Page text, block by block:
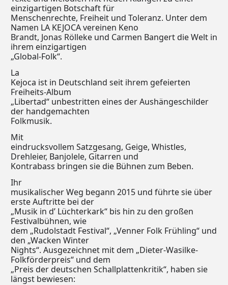
einzigartigen Botschaft für
Menschenrechte, Freiheit und Toleranz. Unter dem
Namen LA KEJOCA vereinen Keno
Brandt, Jonas Rölleke und Carmen Bangert die Welt in
ihrem einzigartigen
„Global-Folk“.
La
Kejoca ist in Deutschland seit ihrem gefeierten
Freiheits-Album
„Libertad“ unbestritten eines der Aushängeschilder
der handgemachten
Folkmusik.
Mit
eindrucksvollem Satzgesang, Geige, Whistles,
Drehleier, Banjolele, Gitarren und
Kontrabass bringen sie die Bühnen zum Beben.
Ihr
musikalischer Weg begann 2015 und führte sie über
erste Auftritte bei der
„Musik in d’ Lüchterkark“ bis hin zu den großen
Festivalbühnen, wie
dem „Rudolstadt Festival“, „Venner Folk Frühling“ und
den „Wacken Winter
Nights“. Ausgezeichnet mit dem „Dieter-Wasilke-
Folkförderpreis“ und dem
„Preis der deutschen Schallplattenkritik“, haben sie
längst bewiesen: